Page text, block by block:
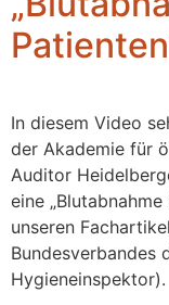
In diesem Video
der Akademie für
Auditor
eine
unseren
Bundesverbandes
Hygieneinspektor).